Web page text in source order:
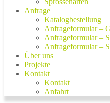
Sprossenarten
Anfrage
Katalogbestellung
Anfrageformular –
Anfrageformular –
Anfrageformular –
Über uns
Projekte
Kontakt
Kontakt
Anfahrt